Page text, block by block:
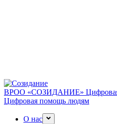
ВРОО «СОЗИДАНИЕ»
Цифровая помощь людям
О нас